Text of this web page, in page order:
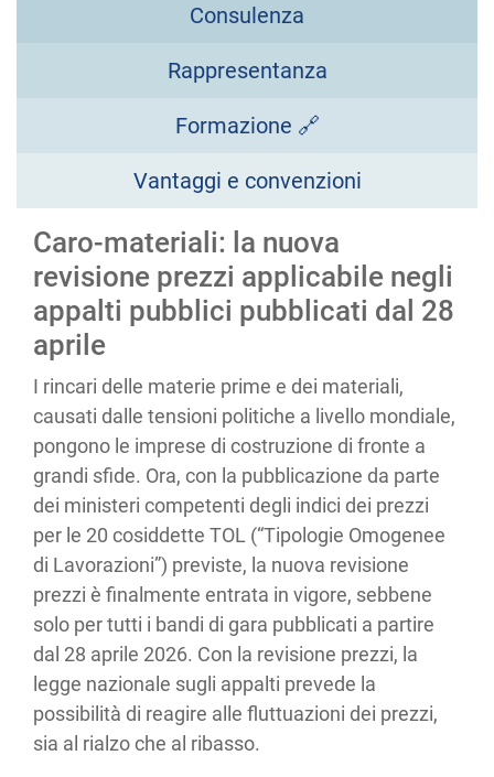
Consulenza
Rappresentanza
Formazione 🔗
Vantaggi e convenzioni
Caro-materiali: la nuova
revisione prezzi applicabile negli
appalti pubblici pubblicati dal 28
aprile
I rincari delle materie prime e dei materiali,
causati dalle tensioni politiche a livello mondiale,
pongono le imprese di costruzione di fronte a
grandi sfide. Ora, con la pubblicazione da parte
dei ministeri competenti degli indici dei prezzi
per le 20 cosiddette TOL (“Tipologie Omogenee
di Lavorazioni”) previste, la nuova revisione
prezzi è finalmente entrata in vigore, sebbene
solo per tutti i bandi di gara pubblicati a partire
dal 28 aprile 2026. Con la revisione prezzi, la
legge nazionale sugli appalti prevede la
possibilità di reagire alle fluttuazioni dei prezzi,
sia al rialzo che al ribasso.